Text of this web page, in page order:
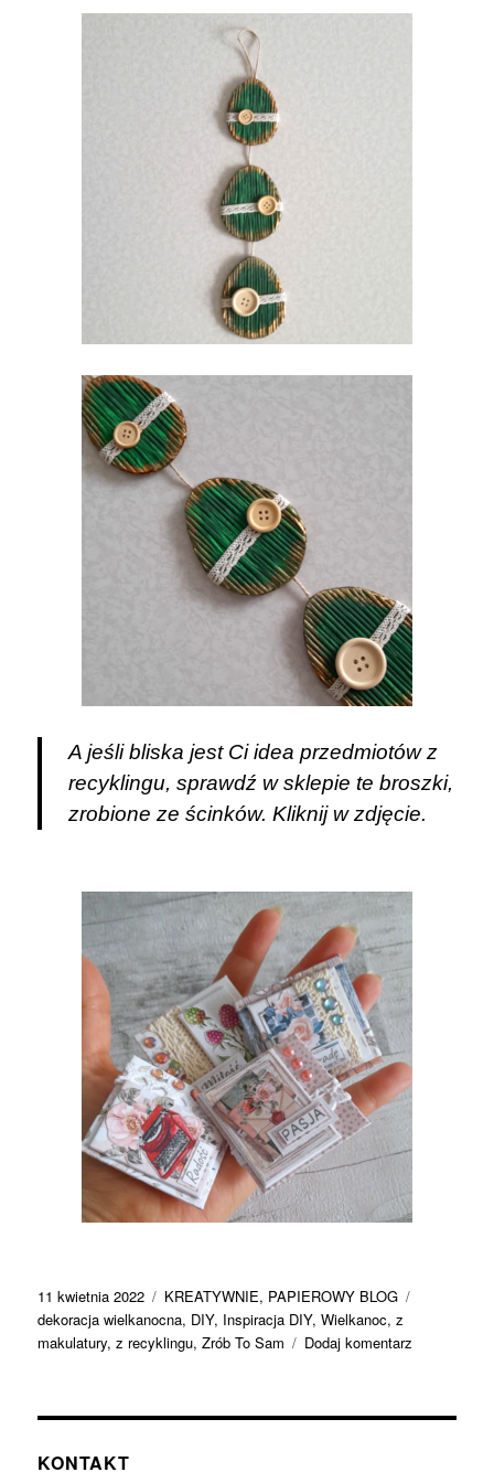
A jeśli bliska jest Ci idea przedmiotów z
recyklingu, sprawdź w sklepie te broszki,
zrobione ze ścinków. Kliknij w zdjęcie.
Data
publikacji
11 kwietnia 2022 Kategorie
KREATYWNIE, PAPIEROWY BLOG
dekoracja wielkanocna, DIY, Inspiracja DIY,Wielkanoc,z
makulatury,z recyklingu,Zrób To Sam Dodaj komentarz
To
KONTAKT